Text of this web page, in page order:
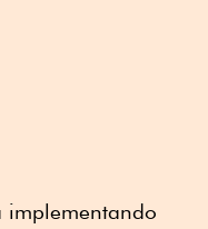
implementando